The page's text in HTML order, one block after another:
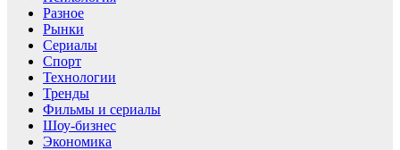
Разное
Рынки
Сериалы
Спорт
Технологии
Тренды
Фильмы и сериалы
Шоу-бизнес
Экономика